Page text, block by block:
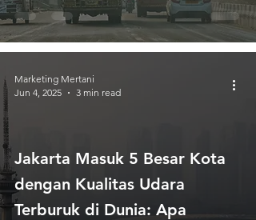
Jakarta Masuk 5 Besar Kota
dengan Kualitas Udara
Terburuk di Dunia: Apa
Marketing Mertani
Jun 4, 2025
3 min read